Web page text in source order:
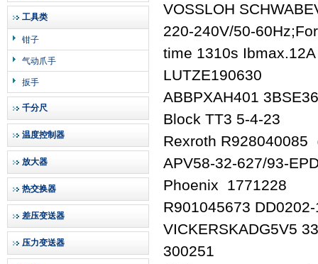
工具类
钳子
气动爪手
扳手
千分尺
温度控制器
放大器
热交换器
差压变送器
压力变送器
VOSSLOH
220-240V/50-
time 1310s Ibmax.12A
LUTZE190630
ABBPXAH401
Block TT3 5-4-23
Rexroth R928040085
APV58-32-627/93-
Phoenix 1771228
R901045673
VICKERSKADG5V5
300251